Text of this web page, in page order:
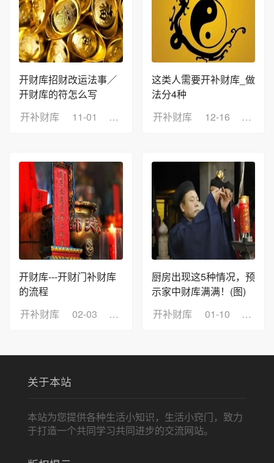
开财库招财改运法事／
开财库的符怎么写
开补财库
11-01 浏览：3
这类人需要开补财库_做
法分4种
开补财库
12-16 浏览
开财库---开财门补财库
的流程
开补财库
02-03 浏览：12
厨房出现这5种情况，预
示家中财库满满！(图)
开补财库
01-10 浏览
关于本站
本站为您提供各种生活小知识，生活小窍门，致力
于打造一个共同学习共同进步的交流网站。